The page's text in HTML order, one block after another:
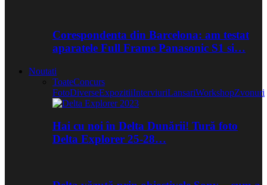
Corespondenta din Barcelona: am testat
aparatele Full Frame Panasonic S1 si…
Noutati
ToateConcurs
FotoDiverseExpozitiiInterviuriLansariWorkshopZvonuri
Hai cu noi în Delta Dunării! Tură foto
Delta Explorer 25-28…